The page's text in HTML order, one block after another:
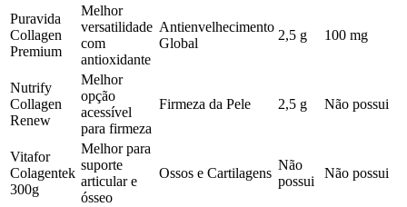
Puravida
Collagen
Premium
Melhor
versatilidade
com
antioxidante
Antienvelhecimento
Global
2,5 g 100 mg
Nutrify
Collagen
Renew
Melhor
opção
acessível
para firmeza
Firmeza da Pele 2,5 g Não possui
Vitafor
Colagentek
300g
Melhor para
suporte
articular e
ósseo
Ossos e Cartilagens
Não
possui
Não possui